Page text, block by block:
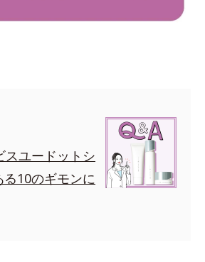
スユードットシ
10のギモンに